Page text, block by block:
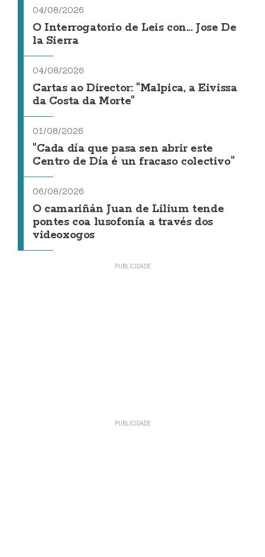
04/08/2026
O Interrogatorio de Leis con... Jose De
la Sierra
04/08/2026
Cartas ao Director: "Malpica, a Eivissa
da Costa da Morte"
01/08/2026
"Cada día que pasa sen abrir este
Centro de Día é un fracaso colectivo"
06/08/2026
O camariñán Juan de Lilium tende
pontes coa lusofonía a través dos
videoxogos